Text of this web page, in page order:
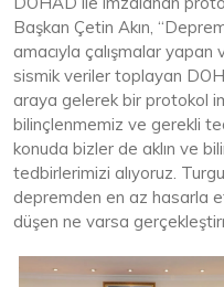
Başkan Çetin Akın,
amacıyla çalışmalar yapan
sismik veriler toplayan
araya gelerek bir protokol
bilinçlenmemiz ve gerekli
konuda bizler de aklın ve
tedbirlerimizi alıyoruz.
depremden en az hasarla
düşen ne varsa